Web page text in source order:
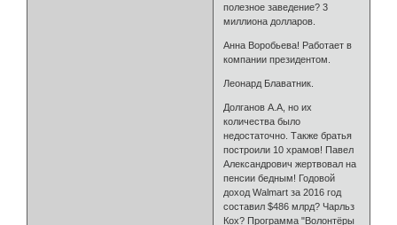
полезное заведение? 3
миллиона долларов.
Анна Воробьева! Работает в
компании президентом.
Леонард Блаватник.
Долганов А.А, но их
количества было
недостаточно. Также братья
построили 10 храмов! Павел
Александрович жертвовал на
пенсии бедным! Годовой
доход Walmart за 2016 год
составил $486 млрд? Чарльз
Кох? Программа "Волонтёры